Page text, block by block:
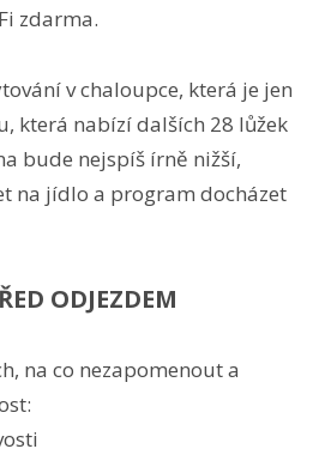
zdarma.
v chaloupce, která je jen
která nabízí dalších 28 lůžek
bude nejspíš írně nižší,
na jídlo a program docházet
ODJEZDEM
na co nezapomenout a